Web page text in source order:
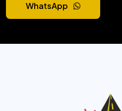
WhatsApp